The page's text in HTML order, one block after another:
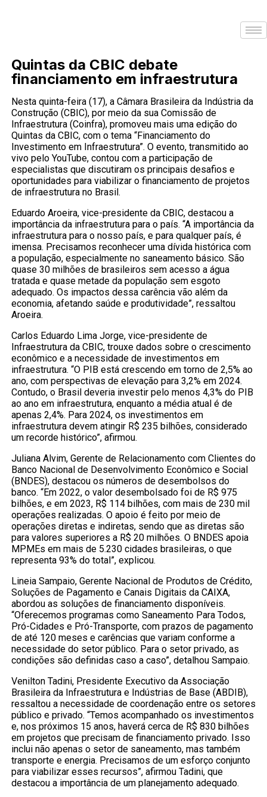
Quintas da CBIC debate
financiamento em infraestrutura
Nesta quinta-feira (17), a Câmara Brasileira da Indústria da
Construção (CBIC), por meio da sua Comissão de
Infraestrutura (Coinfra), promoveu mais uma edição do
Quintas da CBIC, com o tema “Financiamento do
Investimento em Infraestrutura”. O evento, transmitido ao
vivo pelo YouTube, contou com a participação de
especialistas que discutiram os principais desafios e
oportunidades para viabilizar o financiamento de projetos
de infraestrutura no Brasil.
Eduardo Aroeira, vice-presidente da CBIC, destacou a
importância da infraestrutura para o país. “A importância da
infraestrutura para o nosso país, e para qualquer país, é
imensa. Precisamos reconhecer uma dívida histórica com
a população, especialmente no saneamento básico. São
quase 30 milhões de brasileiros sem acesso a água
tratada e quase metade da população sem esgoto
adequado. Os impactos dessa carência vão além da
economia, afetando saúde e produtividade”, ressaltou
Aroeira.
Carlos Eduardo Lima Jorge, vice-presidente de
Infraestrutura da CBIC, trouxe dados sobre o crescimento
econômico e a necessidade de investimentos em
infraestrutura. “O PIB está crescendo em torno de 2,5% ao
ano, com perspectivas de elevação para 3,2% em 2024.
Contudo, o Brasil deveria investir pelo menos 4,3% do PIB
ao ano em infraestrutura, enquanto a média atual é de
apenas 2,4%. Para 2024, os investimentos em
infraestrutura devem atingir R$ 235 bilhões, considerado
um recorde histórico”, afirmou.
Juliana Alvim, Gerente de Relacionamento com Clientes do
Banco Nacional de Desenvolvimento Econômico e Social
(BNDES), destacou os números de desembolsos do
banco. “Em 2022, o valor desembolsado foi de R$ 975
bilhões, e em 2023, R$ 114 bilhões, com mais de 230 mil
operações realizadas. O apoio é feito por meio de
operações diretas e indiretas, sendo que as diretas são
para valores superiores a R$ 20 milhões. O BNDES apoia
MPMEs em mais de 5.230 cidades brasileiras, o que
representa 93% do total”, explicou.
Lineia Sampaio, Gerente Nacional de Produtos de Crédito,
Soluções de Pagamento e Canais Digitais da CAIXA,
abordou as soluções de financiamento disponíveis.
“Oferecemos programas como Saneamento Para Todos,
Pró-Cidades e Pró-Transporte, com prazos de pagamento
de até 120 meses e carências que variam conforme a
necessidade do setor público. Para o setor privado, as
condições são definidas caso a caso”, detalhou Sampaio.
Venilton Tadini, Presidente Executivo da Associação
Brasileira da Infraestrutura e Indústrias de Base (ABDIB),
ressaltou a necessidade de coordenação entre os setores
público e privado. “Temos acompanhado os investimentos
e, nos próximos 15 anos, haverá cerca de R$ 830 bilhões
em projetos que precisam de financiamento privado. Isso
inclui não apenas o setor de saneamento, mas também
transporte e energia. Precisamos de um esforço conjunto
para viabilizar esses recursos”, afirmou Tadini, que
destacou a importância de um planejamento adequado.